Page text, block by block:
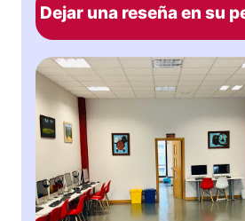
Dejar una reseña en su